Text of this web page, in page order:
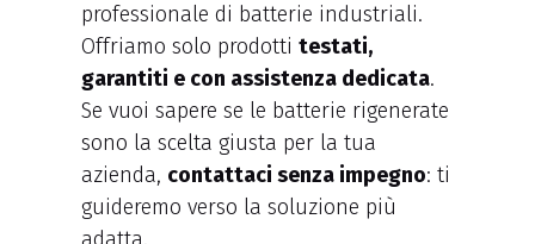
professionale di batterie industriali.
Offriamo solo prodotti testati,
garantiti e con assistenza dedicata.
Se vuoi sapere se le batterie rigenerate
sono la scelta giusta per la tua
azienda, contattaci senza impegno: ti
guideremo verso la soluzione più